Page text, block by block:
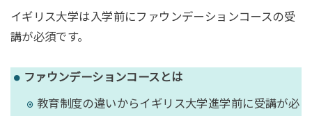
イギリス大学は入学前にファウンデーションコースの受
講が必須です。
ファウンデーションコースとは
教育制度の違いからイギリス大学進学前に受講が必